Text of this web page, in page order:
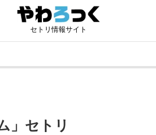
セトリ情報サイト
」セトリ